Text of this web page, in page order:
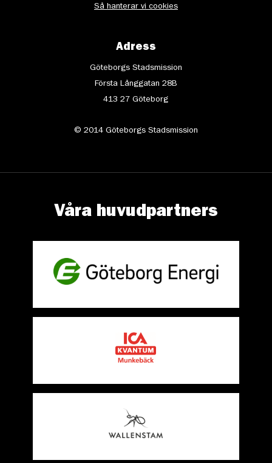
Så hanterar vi cookies
Adress
Göteborgs Stadsmission
Första Långgatan 28B
413 27 Göteborg
© 2014 Göteborgs Stadsmission
Våra huvudpartners